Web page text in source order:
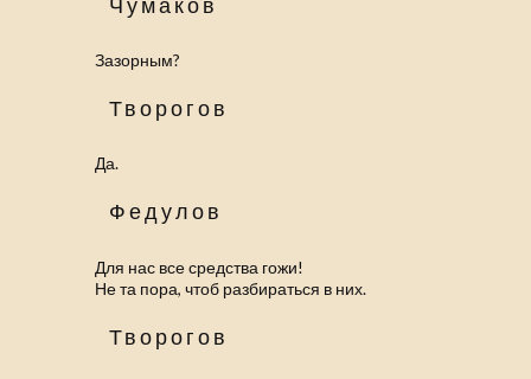
Чумаков
Зазорным?
Творогов
Да.
Федулов
Для нас все средства гожи!
Не та пора, чтоб разбираться в них.
Творогов